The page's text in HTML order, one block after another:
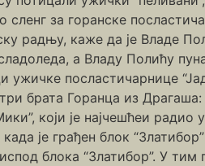
сленг за горанске
радњу, каже да је Владе
а Владу Полићу
ужичке посластичарнице
брата Горанца из
који је најчешћеи
када је грађен блок
испод блока “Златибор”. У